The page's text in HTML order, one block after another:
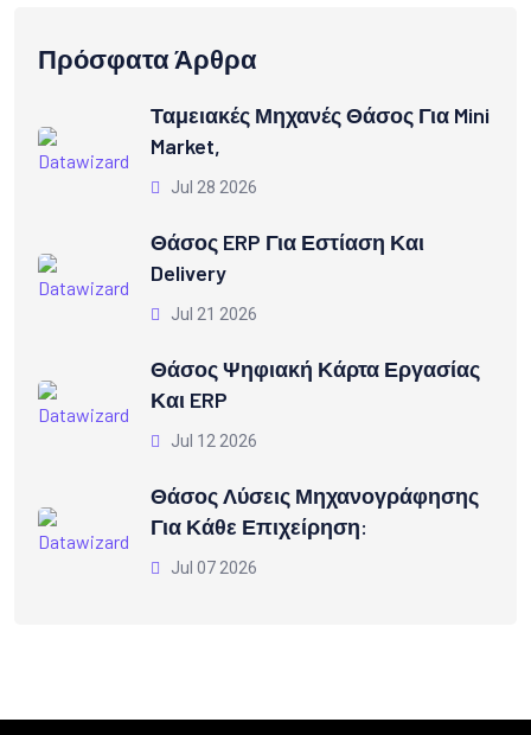
Πρόσφατα Άρθρα
Ταμειακές Μηχανές Θάσος Για Mini
Market,
Jul 28 2026
Θάσος ERP Για Εστίαση Και
Delivery
Jul 21 2026
Θάσος Ψηφιακή Κάρτα Εργασίας
Και ERP
Jul 12 2026
Θάσος Λύσεις Μηχανογράφησης
Για Κάθε Επιχείρηση:
Jul 07 2026